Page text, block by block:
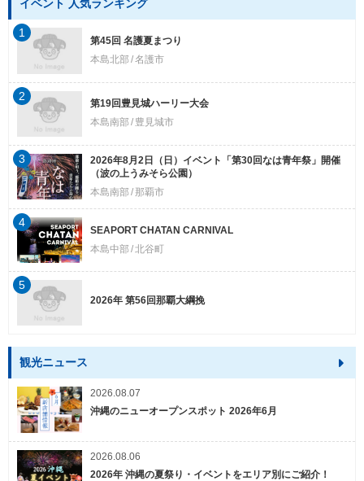
イベント 人気ランキング
第45回 名護夏まつり
本島北部 名護市
1
第19回豊見城ハーリー大会
本島南部
豊見城市
2
2026年8月2日（日）イベント「第30回なは青年祭」開催
（波の上うみそら公園）
本島南部
那覇市
3
SEAPORT CHATAN CARNIVAL
本島中部 北谷町
4
2026年 第56回那覇大綱挽
5
観光ニュース
2026.08.07
沖縄のニューオープンスポット 2026年6月
2026.08.06
2026年 沖縄の夏祭り・イベントをエリア別にご紹介！